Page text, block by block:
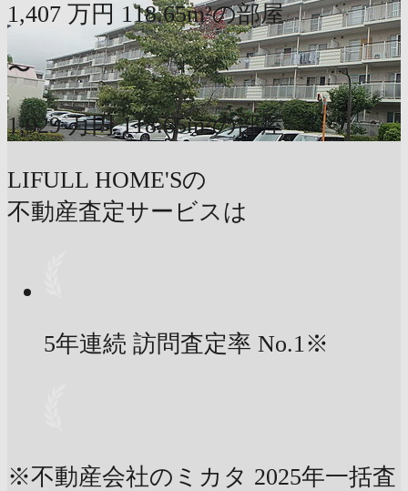
1,407 万円 118.65m²の部屋
〜
1,929 万円 118.65m²の部屋
LIFULL HOME'Sの
不動産査定サービスは
5年連続 訪問査定率 No.1※
※不動産会社のミカタ 2025年一括査